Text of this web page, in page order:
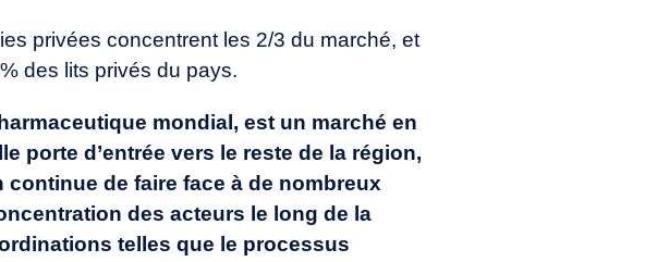
privées concentrent les 2/3 du marché, et
des lits privés du pays.
mondial, est un marché en
porte d’entrée vers le reste de la région,
de faire face à de nombreux
des acteurs le long de la
telles que le processus